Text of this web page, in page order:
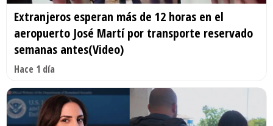
Extranjeros esperan más de 12 horas en el
aeropuerto José Martí por transporte reservado
semanas antes(Video)
Hace 1 día